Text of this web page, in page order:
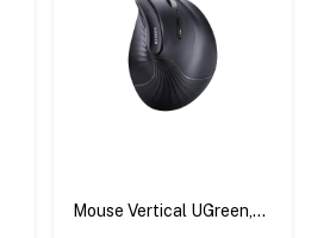
Mouse Vertical UGreen,